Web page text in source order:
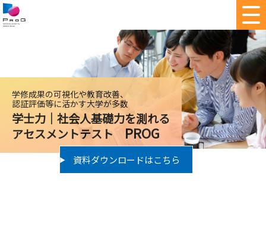
学修成果の可視化や教育改善、
認証評価等に活かす大学が多数
学士力｜社会人基礎力を測れる
アセスメントテスト PROG
資料ダウンロードはこちら